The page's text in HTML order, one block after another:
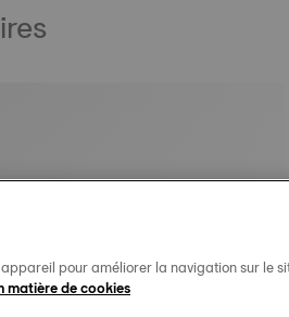
pour améliorer la navigation sur le
matière de cookies